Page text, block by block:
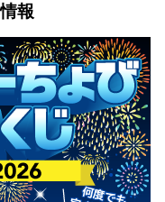
報